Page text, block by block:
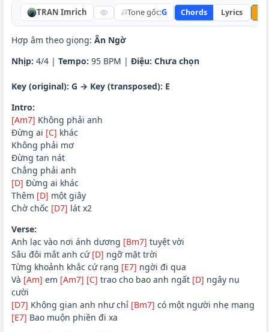
TRAN Imrich Tone gốc:G Chords Lyrics
Hợp âm theo giọng: Ân Ngờ
Nhịp: 4/4 | Tempo: 95 BPM | Điệu: Chưa chọn
Key (original): G → Key (transposed): E
Intro:
[Am7] Không phải anh
Đừng ai [C] khác
Không phải mơ
Đừng tan nát
Chẳng phải anh
[D] Đừng ai khác
Thêm [D] một giây
Chờ chốc [D7] lát x2
Verse:
Anh lạc vào nơi ánh dương [Bm7] tuyệt vời
Sâu đôi mắt anh cứ [D] ngỡ mặt trời
Từng khoảnh khắc cứ rạng [E7] ngời đi qua
Và [Am] em [Am7] [C] trao cho bao anh ngất [D] ngây nụ
cười
[D7] Không gian anh như chỉ [Bm7] có một người nhẹ mang
[E7] Bao muộn phiền đi xa